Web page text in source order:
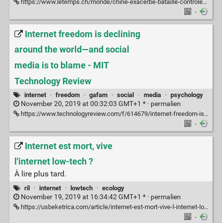
https://www.letemps.ch/monde/chine-exacerbe-bataille-controle-dinternet
·
Internet freedom is declining
around the world—and social
media is to blame - MIT
Technology Review
internet · freedom · gafam · social · media · psychology
November 20, 2019 at 00:32:03 GMT+1 * · permalien
https://www.technologyreview.com/f/614679/internet-freedom-is-declining-around-the-worldand-social-media-is-to-blame/
·
Internet est mort, vive
l'internet low-tech ?
À lire plus tard.
ril · internet · lowtech · ecology
November 19, 2019 at 16:34:42 GMT+1 * · permalien
https://usbeketrica.com/article/internet-est-mort-vive-l-internet-low-tech
·